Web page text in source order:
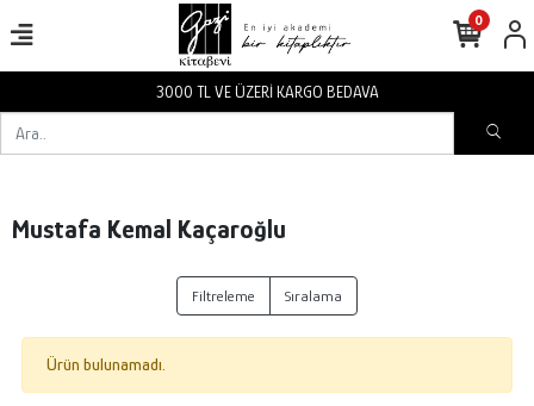
3000 TL VE ÜZERİ KARGO BEDAVA
0
Mustafa Kemal Kaçaroğlu
Filtreleme Sıralama
Ürün bulunamadı.